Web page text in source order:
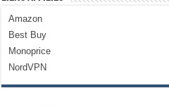
Amazon
Best Buy
Monoprice
NordVPN